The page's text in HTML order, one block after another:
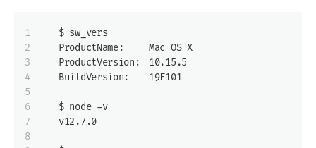
1
2
3
4
5
6
7
8
$ sw_vers
ProductName:	Mac OS X
ProductVersion:	10.15.5
BuildVersion:	19F101
$ node -v
v12.7.0